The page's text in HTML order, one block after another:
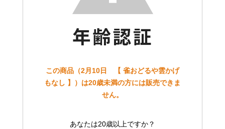
この商品（2月10日 【 雀おどるや雲かげ
もなし 】）は20歳未満の方には販売できま
せん。
あなたは20歳以上ですか？